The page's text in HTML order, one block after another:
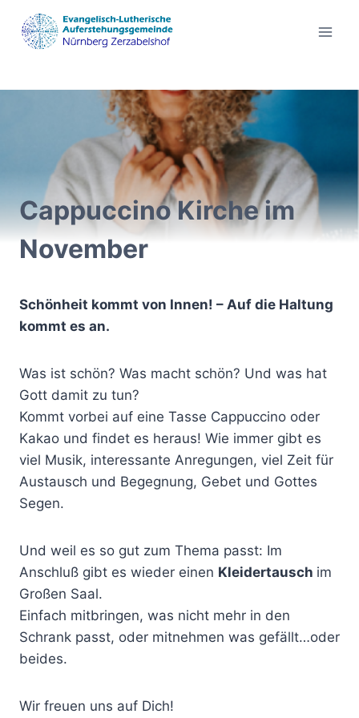
Inhalt
springen
Cappuccino Kirche im
November
Schönheit kommt von Innen! – Auf die Haltung
kommt es an.
Was ist schön? Was macht schön? Und was hat
Gott damit zu tun?
Kommt vorbei auf eine Tasse Cappuccino oder
Kakao und findet es heraus! Wie immer gibt es
viel Musik, interessante Anregungen, viel Zeit für
Austausch und Begegnung, Gebet und Gottes
Segen.
Und weil es so gut zum Thema passt: Im
Anschluß gibt es wieder einen Kleidertausch im
Großen Saal.
Einfach mitbringen, was nicht mehr in den
Schrank passt, oder mitnehmen was gefällt…oder
beides.
Wir freuen uns auf Dich!